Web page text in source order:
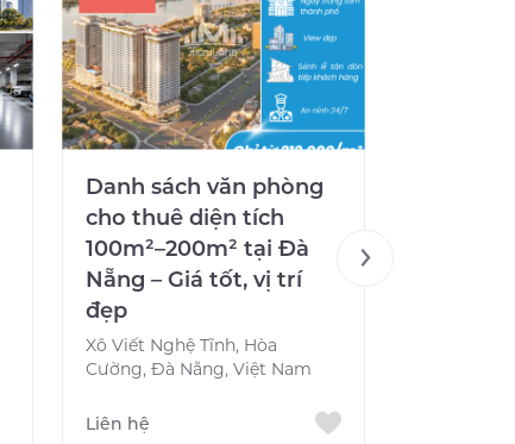
Danh sách văn phòng
cho thuê diện tích
100m²–200m² tại Đà
Nẵng – Giá tốt, vị trí
đẹp
Xô Viết Nghệ Tĩnh, Hòa
Cường, Đà Nẵng, Việt Nam
Liên hệ